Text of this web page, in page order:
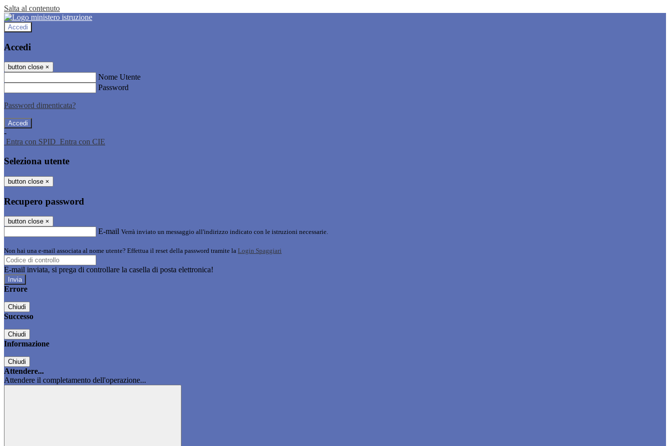
Salta al contenuto
Accedi
Accedi
button close ×
Nome Utente
Password
Password dimenticata?
-
Entra con SPID Entra con CIE
Seleziona utente
button close ×
Recupero password
button close ×
E-mail Verrà inviato un messaggio all'indirizzo indicato con le istruzioni necessarie.
Non hai una e-mail associata al nome utente? Effettua il reset della password tramite la Login Spaggiari
E-mail inviata, si prega di controllare la casella di posta elettronica!
Errore
Chiudi
Successo
Chiudi
Informazione
Chiudi
Attendere...
Attendere il completamento dell'operazione...